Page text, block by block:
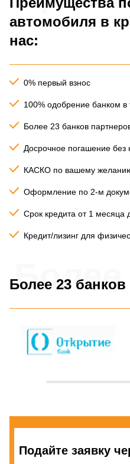
автомобиля в
нас:
0% первый взнос
100% одобрение банком в
Более 23 банков
Досрочное погашение без
КАСКО по вашему
Оформление по 2-м
Срок кредита от 1 месяца
Кредит/лизинг для
Более 23
Более
Подайте заявку